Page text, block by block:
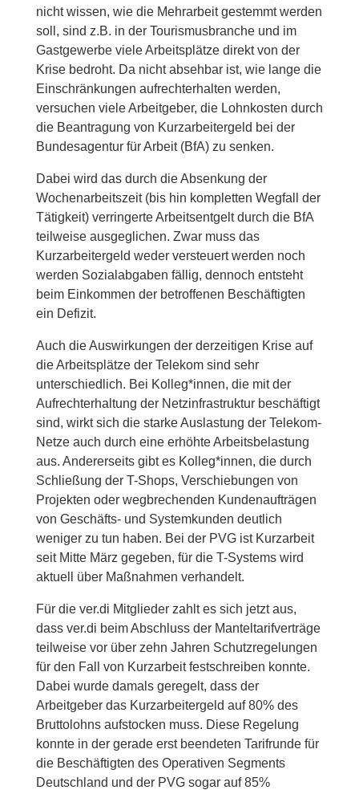
nicht wissen, wie die Mehrarbeit gestemmt werden
soll, sind z.B. in der Tourismusbranche und im
Gastgewerbe viele Arbeitsplätze direkt von der
Krise bedroht. Da nicht absehbar ist, wie lange die
Einschränkungen aufrechterhalten werden,
versuchen viele Arbeitgeber, die Lohnkosten durch
die Beantragung von Kurzarbeitergeld bei der
Bundesagentur für Arbeit (BfA) zu senken.
Dabei wird das durch die Absenkung der
Wochenarbeitszeit (bis hin kompletten Wegfall der
Tätigkeit) verringerte Arbeitsentgelt durch die BfA
teilweise ausgeglichen. Zwar muss das
Kurzarbeitergeld weder versteuert werden noch
werden Sozialabgaben fällig, dennoch entsteht
beim Einkommen der betroffenen Beschäftigten
ein Defizit.
Auch die Auswirkungen der derzeitigen Krise auf
die Arbeitsplätze der Telekom sind sehr
unterschiedlich. Bei Kolleg*innen, die mit der
Aufrechterhaltung der Netzinfrastruktur beschäftigt
sind, wirkt sich die starke Auslastung der Telekom-
Netze auch durch eine erhöhte Arbeitsbelastung
aus. Andererseits gibt es Kolleg*innen, die durch
Schließung der T-Shops, Verschiebungen von
Projekten oder wegbrechenden Kundenaufträgen
von Geschäfts- und Systemkunden deutlich
weniger zu tun haben. Bei der PVG ist Kurzarbeit
seit Mitte März gegeben, für die T-Systems wird
aktuell über Maßnahmen verhandelt.
Für die ver.di Mitglieder zahlt es sich jetzt aus,
dass ver.di beim Abschluss der Manteltarifverträge
teilweise vor über zehn Jahren Schutzregelungen
für den Fall von Kurzarbeit festschreiben konnte.
Dabei wurde damals geregelt, dass der
Arbeitgeber das Kurzarbeitergeld auf 80% des
Bruttolohns aufstocken muss. Diese Regelung
konnte in der gerade erst beendeten Tarifrunde für
die Beschäftigten des Operativen Segments
Deutschland und der PVG sogar auf 85%